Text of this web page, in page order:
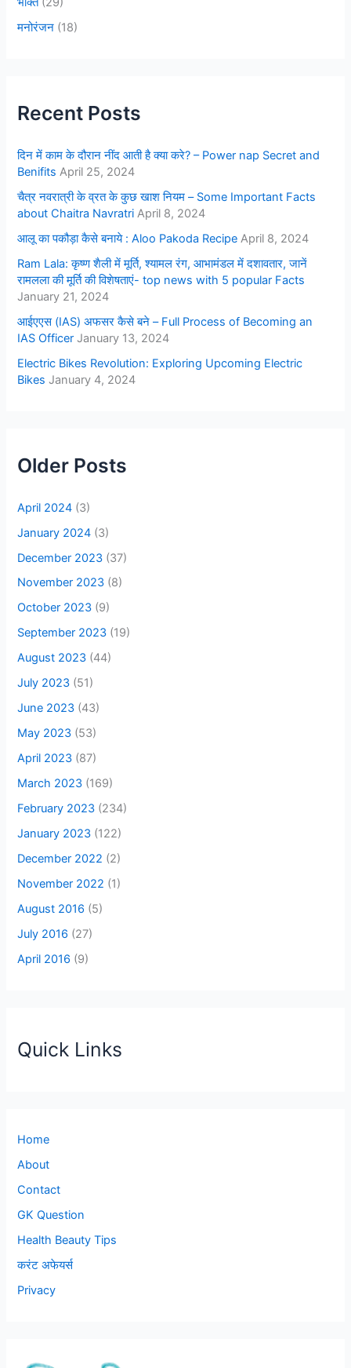
मनोरंजन (18)
Recent Posts
दिन में काम के दौरान नींद आती है क्या करे? – Power nap Secret and
Benifits April 25, 2024
चैत्र नवरात्री के व्रत के कुछ खाश नियम – Some Important Facts
about Chaitra Navratri April 8, 2024
आलू का पकौड़ा कैसे बनाये : Aloo Pakoda Recipe April 8, 2024
Ram Lala: कृष्ण शैली में मूर्ति, श्यामल रंग, आभामंडल में दशावतार, जानें
रामलला की मूर्ति की विशेषताएं- top news with 5 popular Facts
January 21, 2024
आईएएस (IAS) अफसर कैसे बने – Full Process of Becoming an
IAS Officer January 13, 2024
Electric Bikes Revolution: Exploring Upcoming Electric
Bikes January 4, 2024
Older Posts
April 2024 (3)
January 2024 (3)
December 2023 (37)
November 2023 (8)
October 2023 (9)
September 2023 (19)
August 2023 (44)
July 2023 (51)
June 2023 (43)
May 2023 (53)
April 2023 (87)
March 2023 (169)
February 2023 (234)
January 2023 (122)
December 2022 (2)
November 2022 (1)
August 2016 (5)
July 2016 (27)
April 2016 (9)
Quick Links
Home
About
Contact
GK Question
Health Beauty Tips
करंट अफेयर्स
Privacy